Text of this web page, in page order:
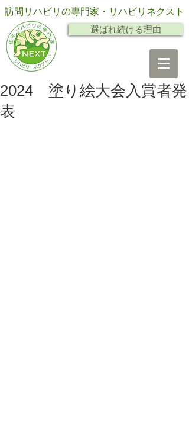
選ばれ続ける理由
訪問リハビリの専門家・リハビリネクスト
2024 塗り絵大会入賞者発
表